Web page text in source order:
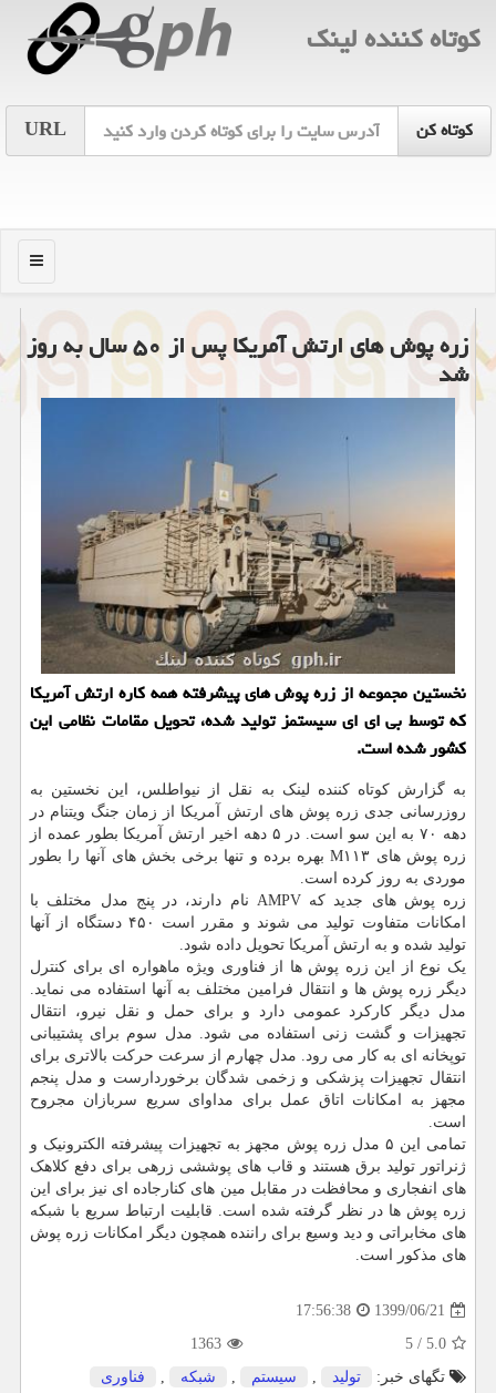
كوتاه كننده لینك
URL
منو
زره پوش های ارتش آمریكا پس از ۵۰ سال به روز
شد
نخستین مجموعه از زره پوش های پیشرفته همه كاره ارتش آمریكا
كه توسط بی ای ای سیستمز تولید شده، تحویل مقامات نظامی این
كشور شده است.
به گزارش کوتاه کننده لینک به نقل از نیواطلس، این نخستین به
روزرسانی جدی زره پوش های ارتش آمریکا از زمان جنگ ویتنام در
دهه ۷۰ به این سو است. در ۵ دهه اخیر ارتش آمریکا بطور عمده از
زره پوش های M۱۱۳ بهره برده و تنها برخی بخش های آنها را بطور
موردی به روز کرده است.
زره پوش های جدید که AMPV نام دارند، در پنج مدل مختلف با
امکانات متفاوت تولید می شوند و مقرر است ۴۵۰ دستگاه از آنها
تولید شده و به ارتش آمریکا تحویل داده شود.
یک نوع از این زره پوش ها از فناوری ویژه ماهواره ای برای کنترل
دیگر زره پوش ها و انتقال فرامین مختلف به آنها استفاده می نماید.
مدل دیگر کارکرد عمومی دارد و برای حمل و نقل نیرو، انتقال
تجهیزات و گشت زنی استفاده می شود. مدل سوم برای پشتیبانی
توپخانه ای به کار می رود. مدل چهارم از سرعت حرکت بالاتری برای
انتقال تجهیزات پزشکی و زخمی شدگان برخوردارست و مدل پنجم
مجهز به امکانات اتاق عمل برای مداوای سریع سربازان مجروح
است.
تمامی این ۵ مدل زره پوش مجهز به تجهیزات پیشرفته الکترونیک و
ژنراتور تولید برق هستند و قاب های پوششی زرهی برای دفع کلاهک
های انفجاری و محافظت در مقابل مین های کنارجاده ای نیز برای این
زره پوش ها در نظر گرفته شده است. قابلیت ارتباط سریع با شبکه
های مخابراتی و دید وسیع برای راننده همچون دیگر امکانات زره پوش
های مذکور است.
1399/06/21
17:56:38
5.0
/
5
1363
تگهای خبر:
تولید , سیستم , شبكه , فناوری